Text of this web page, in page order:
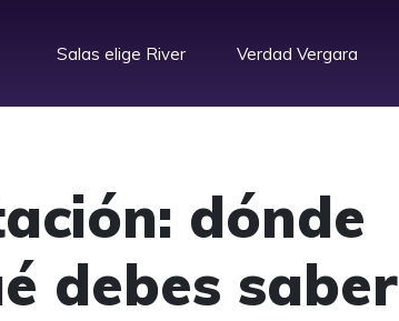
Salas elige River Verdad Vergara
dónde
debes saber